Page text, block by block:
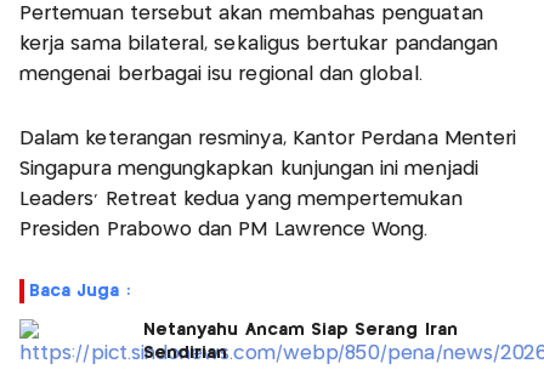
Pertemuan tersebut akan membahas penguatan
kerja sama bilateral, sekaligus bertukar pandangan
mengenai berbagai isu regional dan global.
Dalam keterangan resminya, Kantor Perdana Menteri
Singapura mengungkapkan kunjungan ini menjadi
Leaders' Retreat kedua yang mempertemukan
Presiden Prabowo dan PM Lawrence Wong.
Baca Juga :
Netanyahu Ancam Siap Serang Iran
Sendirian